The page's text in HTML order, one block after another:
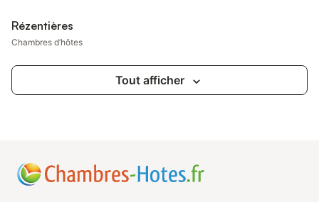
Rézentières
Chambres d’hôtes
Tout afficher